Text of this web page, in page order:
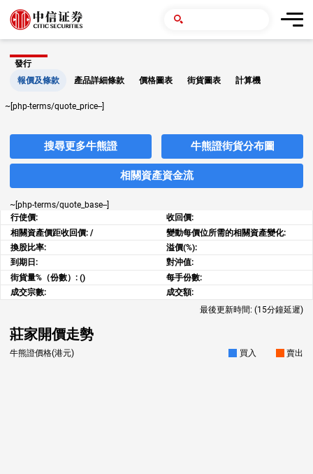
發行
報價及條款
產品詳細條款 價格圖表 街貨圖表 計算機
~[php-terms/quote_price--]
搜尋更多牛熊證 牛熊證街貨分布圖
相關資產資金流
~[php-terms/quote_base--]
行使價:
收回價:
相關資產價距收回價: /
變動每價位所需的相關資產變化:
換股比率:
溢價(%):
到期日:
對沖值:
街貨量%（份數）: ()
每手份數:
成交宗數:
成交額:
最後更新時間: (15分鐘延遲)
莊家開價走勢
牛熊證價格(港元) 買入 賣出